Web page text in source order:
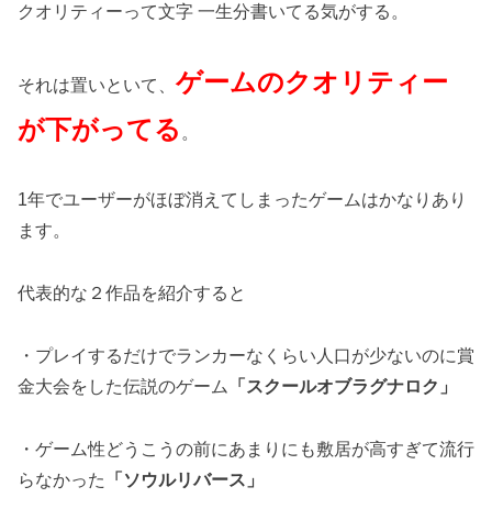
クオリティーって文字 一生分書いてる気がする。
それは置いといて、 ゲームのクオリティー
が下がってる 。
1年でユーザーがほぼ消えてしまったゲームはかなりあり
ます。
代表的な２作品を紹介すると
・プレイするだけでランカーなくらい人口が少ないのに賞
金大会をした伝説のゲーム
「スクールオブラグナロク」
・ゲーム性どうこうの前にあまりにも敷居が高すぎて流行
らなかった
「ソウルリバース」